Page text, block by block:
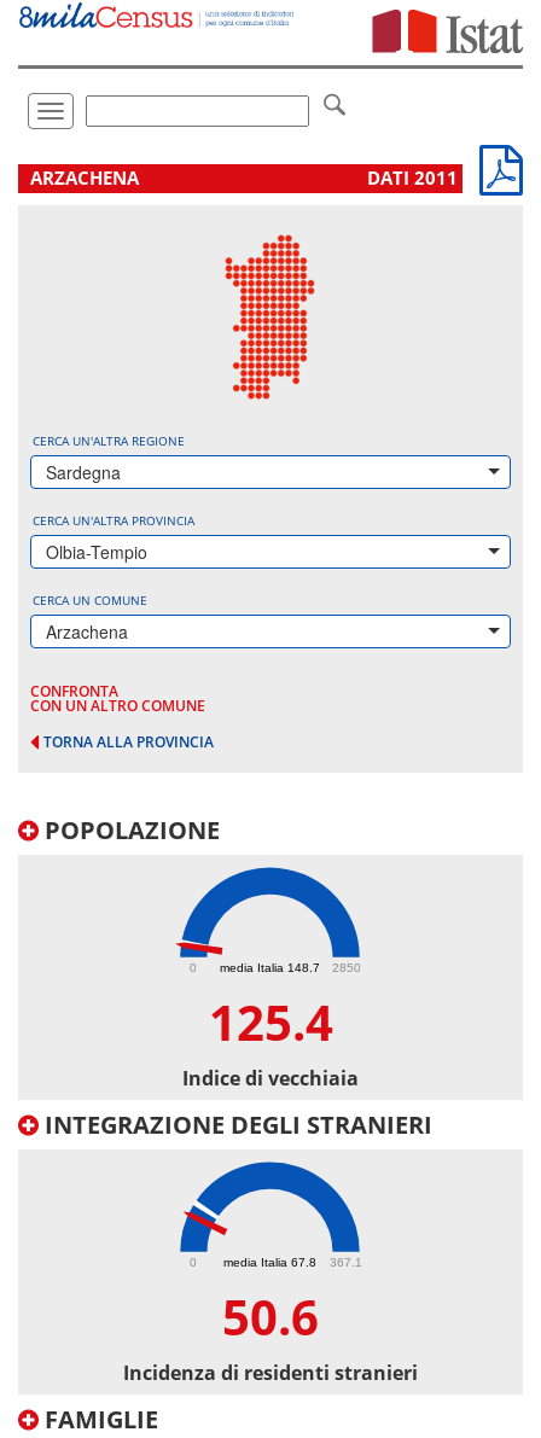
Vai
direttamente
Toggle
navigation
.
ARZACHENA DATI 2011
CERCA UN'ALTRA REGIONE
Sardegna
CERCA UN'ALTRA PROVINCIA
Olbia-Tempio
CERCA UN COMUNE
Arzachena
CONFRONTA
CON UN ALTRO COMUNE
TORNA ALLA PROVINCIA
POPOLAZIONE
media Italia 148.7
0 2850
125.4
Indice di vecchiaia
INTEGRAZIONE DEGLI STRANIERI
media Italia 67.8
0 367.1
50.6
Incidenza di residenti stranieri
FAMIGLIE